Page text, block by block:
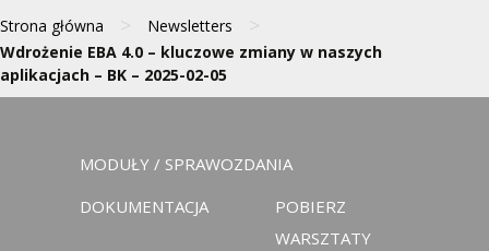
Strona główna > Newsletters >
Wdrożenie EBA 4.0 – kluczowe zmiany w naszych
aplikacjach – BK – 2025-02-05
MODUŁY / SPRAWOZDANIA
DOKUMENTACJA
POBIERZ
WARSZTATY